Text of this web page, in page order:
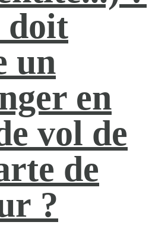
doit
un
en
vol de
de
?